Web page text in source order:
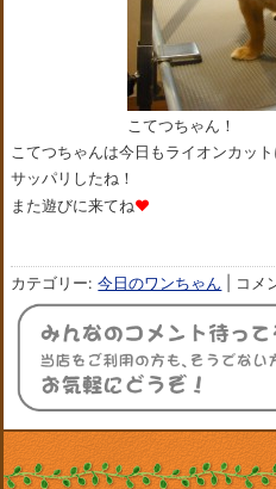
こてつちゃん！
こてつちゃんは今日もライオンカット
サッパリしたね！
また遊びに来てね❤
カテゴリー:今日のワンちゃん コメ